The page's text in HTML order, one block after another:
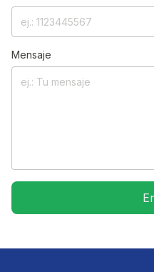
Mensaje